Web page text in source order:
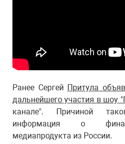
Ранее Сергей Притула
дальнейшего участия в шоу
канале". Причиной
информация о
медиапродукта из России.